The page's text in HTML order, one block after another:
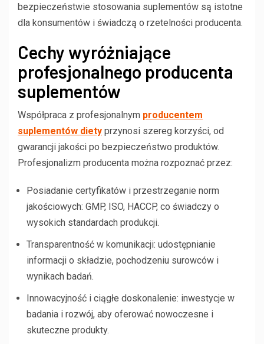
bezpieczeństwie stosowania suplementów są istotne
dla konsumentów i świadczą o rzetelności producenta.
Cechy wyróżniające
profesjonalnego producenta
suplementów
Współpraca z profesjonalnym producentem
suplementów diety przynosi szereg korzyści, od
gwarancji jakości po bezpieczeństwo produktów.
Profesjonalizm producenta można rozpoznać przez:
Posiadanie certyfikatów i przestrzeganie norm
jakościowych: GMP, ISO, HACCP, co świadczy o
wysokich standardach produkcji.
Transparentność w komunikacji: udostępnianie
informacji o składzie, pochodzeniu surowców i
wynikach badań.
Innowacyjność i ciągłe doskonalenie: inwestycje w
badania i rozwój, aby oferować nowoczesne i
skuteczne produkty.